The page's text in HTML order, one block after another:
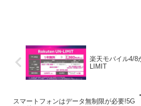
楽天モバイル4/8
LIMIT
スマートフォンはデータ無制限が必要!5G